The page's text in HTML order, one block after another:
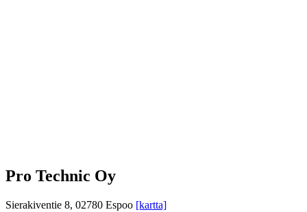
Pro Technic Oy
Sierakiventie 8, 02780 Espoo [kartta]